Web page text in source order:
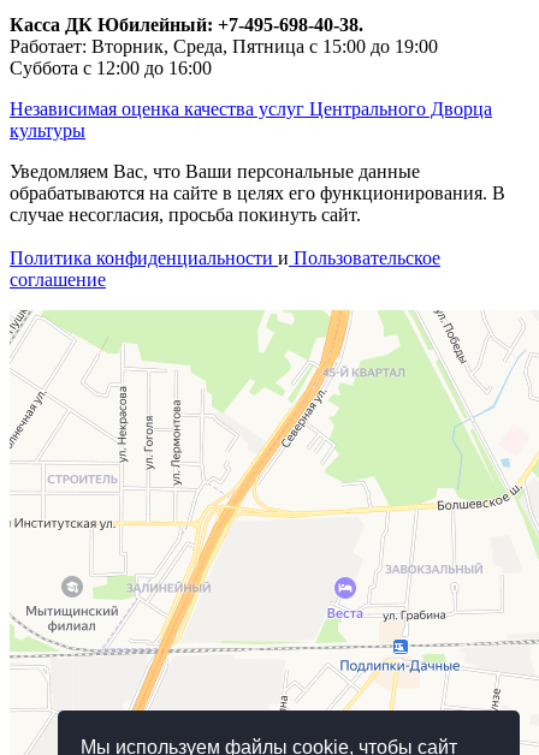
Мы используем файлы cookie, чтобы сайт
Касса ДК Юбилейный: +7-495-698-40-38.
Работает: Вторник, Среда, Пятница с 15:00 до 19:00
Суббота с 12:00 до 16:00
Независимая оценка качества услуг Центрального Дворца
культуры
Уведомляем Вас, что Ваши персональные данные
обрабатываются на сайте в целях его функционирования. В
случае несогласия, просьба покинуть сайт.
Политика конфиденциальности и Пользовательское
соглашение